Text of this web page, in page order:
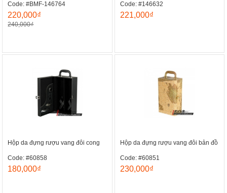
Code: #BMF-146764
220,000₫
240,000₫
Code: #146632
221,000₫
Hộp da đựng rượu vang đôi cong
Code: #60858
180,000₫
Hộp da đựng rượu vang đôi bản đồ
Code: #60851
230,000₫